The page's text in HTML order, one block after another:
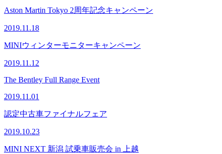
Aston Martin Tokyo 2周年記念キャンペーン
2019.11.18
MINIウィンターモニターキャンペーン
2019.11.12
The Bentley Full Range Event
2019.11.01
認定中古車ファイナルフェア
2019.10.23
MINI NEXT 新潟 試乗車販売会 in 上越